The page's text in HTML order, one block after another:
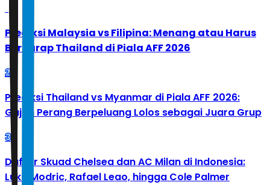
Prediksi Malaysia vs Filipina: Menang atau Harus
Berharap Thailand di Piala AFF 2026
2
Prediksi Thailand vs Myanmar di Piala AFF 2026:
Gajah Perang Berpeluang Lolos sebagai Juara Grup
3
Daftar Skuad Chelsea dan AC Milan di Indonesia:
Luka Modric, Rafael Leao, hingga Cole Palmer